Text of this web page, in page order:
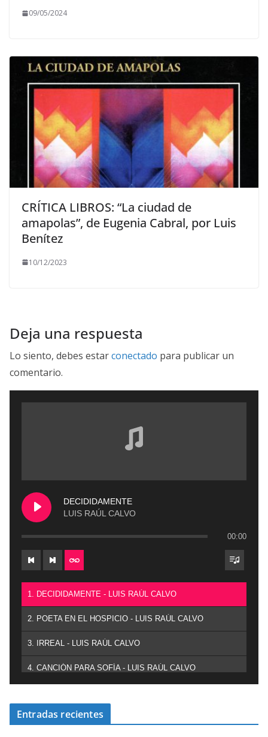
09/05/2024
CRÍTICA LIBROS: “La ciudad de
amapolas”, de Eugenia Cabral, por Luis
Benítez
10/12/2023
Deja una respuesta
Lo siento, debes estarconectado para publicar un
comentario.
DECIDIDAMENTE
LUIS RAÚL CALVO
00:00
1. DECIDIDAMENTE - LUIS RAÚL CALVO
2. POETA EN EL HOSPICIO - LUIS RAÚL CALVO
3. IRREAL - LUIS RAÚL CALVO
4. CANCIÓN PARA SOFÍA - LUIS RAÚL CALVO
Entradas recientes